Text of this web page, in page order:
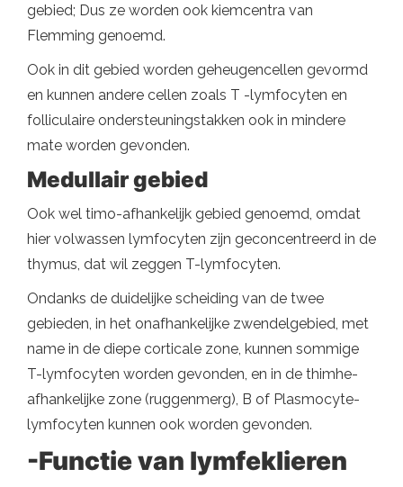
gebied; Dus ze worden ook kiemcentra van
Flemming genoemd.
Ook in dit gebied worden geheugencellen gevormd
en kunnen andere cellen zoals T -lymfocyten en
folliculaire ondersteuningstakken ook in mindere
mate worden gevonden.
Medullair gebied
Ook wel timo-afhankelijk gebied genoemd, omdat
hier volwassen lymfocyten zijn geconcentreerd in de
thymus, dat wil zeggen T-lymfocyten.
Ondanks de duidelijke scheiding van de twee
gebieden, in het onafhankelijke zwendelgebied, met
name in de diepe corticale zone, kunnen sommige
T-lymfocyten worden gevonden, en in de thimhe-
afhankelijke zone (ruggenmerg), B of Plasmocyte-
lymfocyten kunnen ook worden gevonden.
-Functie van lymfeklieren